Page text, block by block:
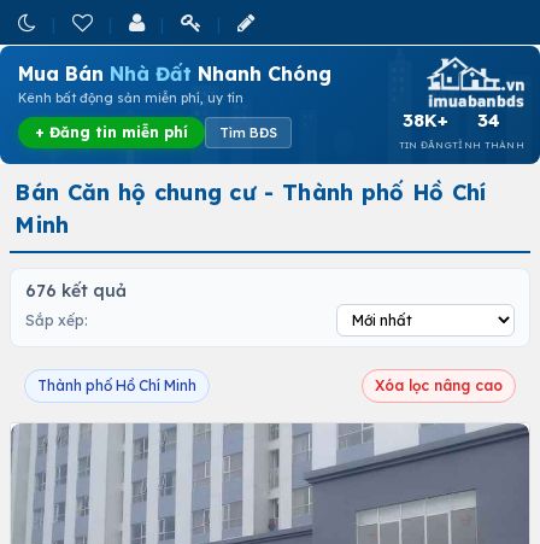
Mua Bán Nhà Đất Nhanh Chóng
Kênh bất động sản miễn phí, uy tín
+ Đăng tin miễn phí Tìm BĐS
38K+
TIN ĐĂNG
34
TỈNH THÀNH
Bán Căn hộ chung cư - Thành phố Hồ Chí
Minh
676 kết quả
Sắp xếp:
Thành phố Hồ Chí Minh Xóa lọc nâng cao